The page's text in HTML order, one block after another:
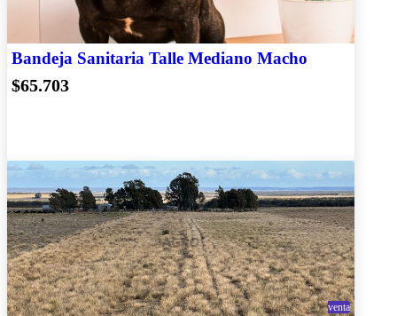
Bandeja Sanitaria Talle Mediano Macho
$65.703
venta